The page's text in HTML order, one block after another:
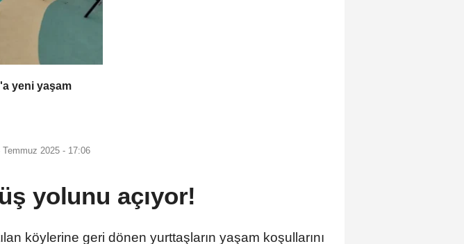
yeni yaşam
Temmuz 2025 - 17:06
yolunu açıyor!
köylerine geri dönen yurttaşların yaşam koşullarını